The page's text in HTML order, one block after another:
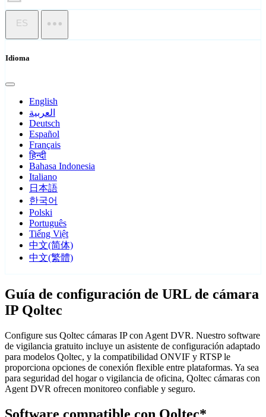
ES
Idioma
English
العربية
Deutsch
Español
Français
हिन्दी
Bahasa Indonesia
Italiano
日本語
한국어
Polski
Português
Tiếng Việt
中文(简体)
中文(繁體)
Guía de configuración de URL de cámara
IP Qoltec
Configure sus Qoltec cámaras IP con Agent DVR. Nuestro software
de vigilancia gratuito incluye un asistente de configuración adaptado
para modelos Qoltec, y la compatibilidad ONVIF y RTSP le
proporciona opciones de conexión flexible entre plataformas. Ya sea
para seguridad del hogar o vigilancia de oficina, Qoltec cámaras con
Agent DVR ofrecen monitoreo confiable y seguro.